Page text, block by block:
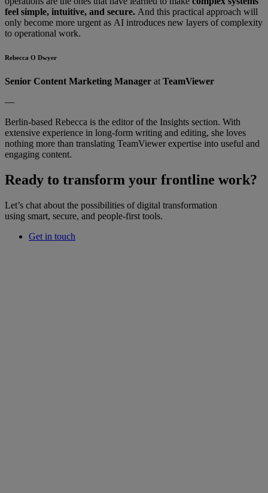
feel simple, intuitive, and secure. And this practical approach will
only become more urgent as AI introduces new layers of complexity
to operational work.
Rebecca O Dwyer
Senior Content Marketing Manager at TeamViewer
—
Berlin-based Rebecca is the editor of the Insights section. With
extensive experience in long-form writing and editing, she loves
nothing more than translating TeamViewer expertise into useful and
engaging content.
Ready to transform your frontline work?
Let’s chat about the possibilities of digital transformation
using smart, secure, and people-first tools.
Get in touch